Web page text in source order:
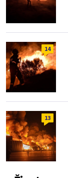
14
13